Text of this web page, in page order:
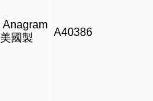
Anagram
美國製
A40386